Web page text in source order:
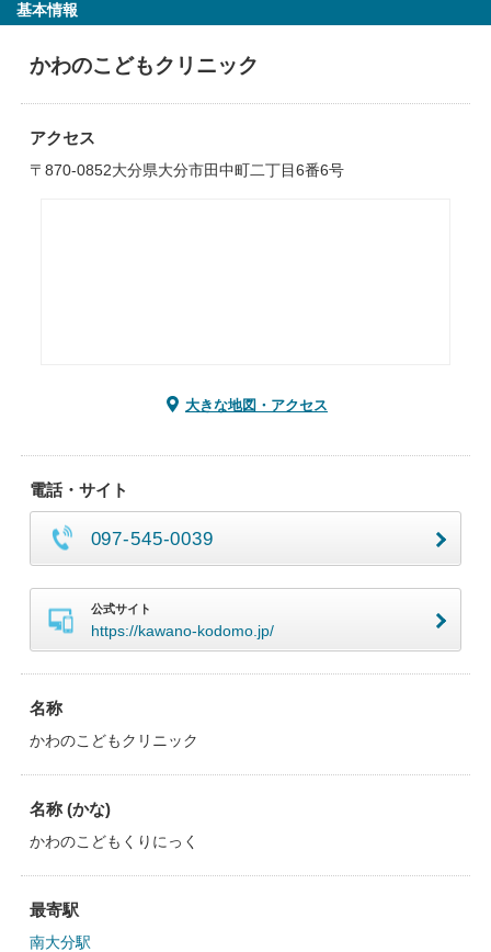
基本情報
かわのこどもクリニック
アクセス
〒870-0852大分県大分市田中町二丁目6番6号
大きな地図・アクセス
電話・サイト
097-545-0039
公式サイト
https://kawano-kodomo.jp/
名称
かわのこどもクリニック
名称 (かな)
かわのこどもくりにっく
最寄駅
南大分駅